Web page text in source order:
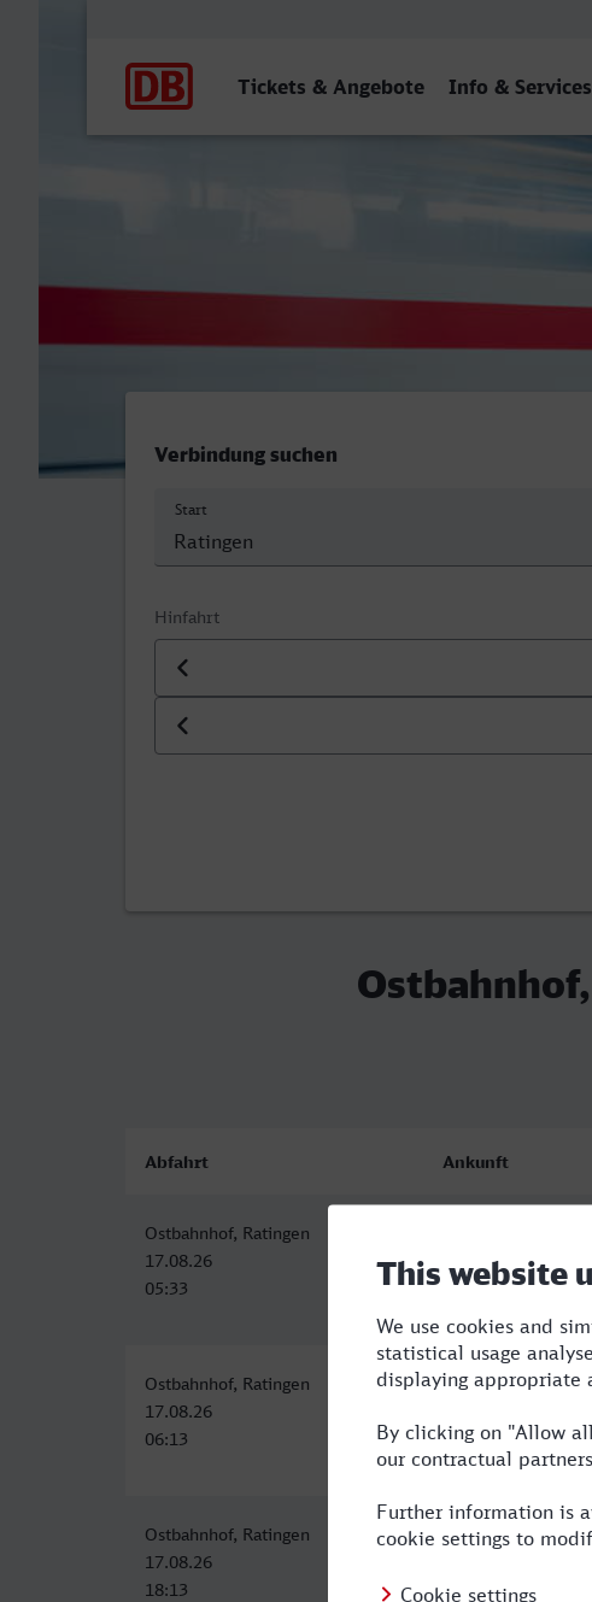
Tickets & Angebote Info & Services
Ostbahnhof, Ratingen -
Verbindung suchen
Start
Hinfahrt
Datum der Hinfahrt
Uhrzeit der Hinfahrt
Abfahrt Ankunft
Ostbahnhof, Ratingen
17.08.26
05:33
17.08.26
07:46
Ostbahnhof, Ratingen
17.08.26
06:13
Koblenz Hbf
08:42
Ostbahnhof, Ratingen
17.08.26
18:13
Koblenz Hbf
20:42